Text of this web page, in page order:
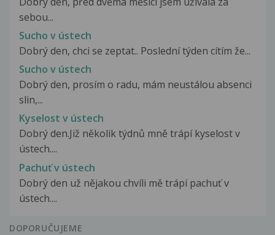
sebou...
Sucho v ústech
Dobrý den, chci se zeptat.. Poslední týden cítím že...
Sucho v ústech
Dobrý den, prosím o radu, mám neustálou absenci
slin,...
Kyselost v ústech
Dobrý den.Již několik týdnů mně trápí kyselost v
ústech....
Pachuť v ústech
Dobrý den už nějakou chvíli mě trápí pachuť v
ústech....
DOPORUČUJEME